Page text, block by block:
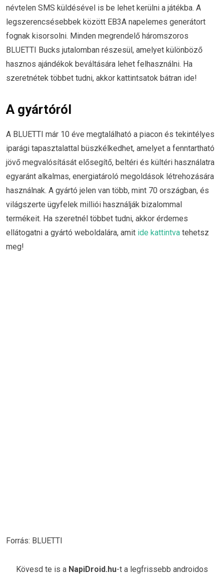
névtelen SMS küldésével is be lehet kerülni a játékba. A
legszerencsésebbek között EB3A napelemes generátort
fognak kisorsolni. Minden megrendelő háromszoros
BLUETTI Bucks jutalomban részesül, amelyet különböző
hasznos ajándékok beváltására lehet felhasználni. Ha
szeretnétek többet tudni, akkor kattintsatok bátran ide!
A gyártóról
A BLUETTI már 10 éve megtalálható a piacon és tekintélyes
iparági tapasztalattal büszkélkedhet, amelyet a fenntartható
jövő megvalósítását elősegítő, beltéri és kültéri használatra
egyaránt alkalmas, energiatároló megoldások létrehozására
használnak. A gyártó jelen van több, mint 70 országban, és
világszerte ügyfelek milliói használják bizalommal
termékeit. Ha szeretnél többet tudni, akkor érdemes
ellátogatni a gyártó weboldalára, amit ide kattintva tehetsz
meg!
Forrás: BLUETTI
Kövesd te is a NapiDroid.hu-t a legfrissebb androidos